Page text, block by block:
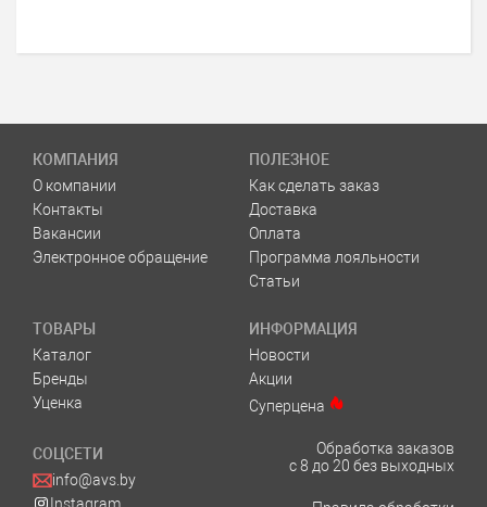
КОМПАНИЯ
О компании
Контакты
Вакансии
Электронное обращение
ПОЛЕЗНОЕ
Как сделать заказ
Доставка
Оплата
Программа лояльности
Статьи
ТОВАРЫ
Каталог
Бренды
Уценка
ИНФОРМАЦИЯ
Новости
Акции
Суперцена
СОЦСЕТИ
info@avs.by
Instagram
Обработка заказов
с 8 до 20 без выходных